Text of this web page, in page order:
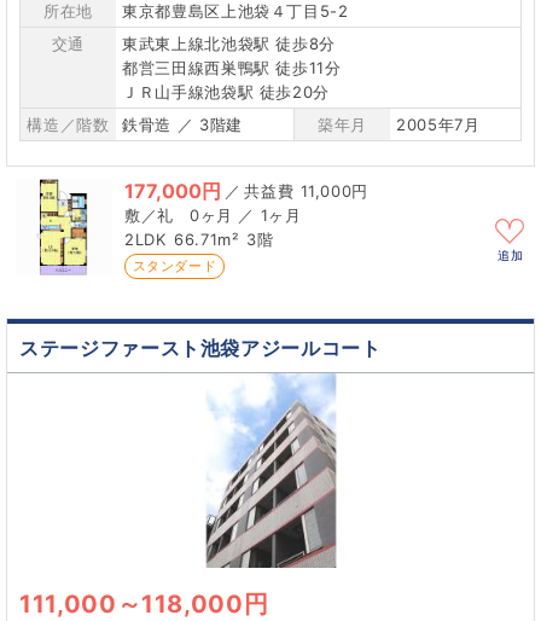
所在地
東京都豊島区上池袋４丁目5-2
交通
東武東上線北池袋駅 徒歩8分
都営三田線西巣鴨駅 徒歩11分
ＪＲ山手線池袋駅 徒歩20分
構造／階数
鉄骨造 ／ 3階建 築年月 2005年7月
177,000円 ／
11,000円
0ヶ月 ／ 1ヶ月
2LDK 66.71m² 3階
スタンダード
追加
ステージファースト池袋アジールコート
111,000 ～118,000円